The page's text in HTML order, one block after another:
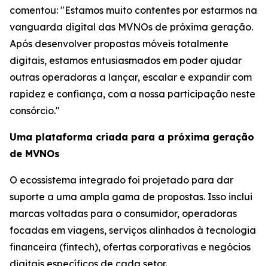
comentou: "Estamos muito contentes por estarmos na
vanguarda digital das MVNOs de próxima geração.
Após desenvolver propostas móveis totalmente
digitais, estamos entusiasmados em poder ajudar
outras operadoras a lançar, escalar e expandir com
rapidez e confiança, com a nossa participação neste
consórcio."
Uma plataforma criada para a próxima geração
de MVNOs
O ecossistema integrado foi projetado para dar
suporte a uma ampla gama de propostas. Isso inclui
marcas voltadas para o consumidor, operadoras
focadas em viagens, serviços alinhados à tecnologia
financeira (fintech), ofertas corporativas e negócios
digitais específicos de cada setor.